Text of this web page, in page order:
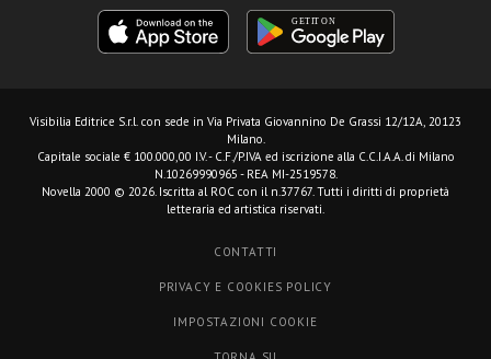
Visibilia Editrice S.r.l. con sede in Via Privata Giovannino De Grassi 12/12A, 20123
Milano.
Capitale sociale € 100.000,00 I.V. - C.F./P.IVA ed iscrizione alla C.C.I.A.A. di Milano
N.10269990965 - REA MI-2519578.
Novella 2000 © 2026. Iscritta al ROC con il n.37767. Tutti i diritti di proprietà
letteraria ed artistica riservati.
CONTATTI
PRIVACY E COOKIES POLICY
IMPOSTAZIONI COOKIE